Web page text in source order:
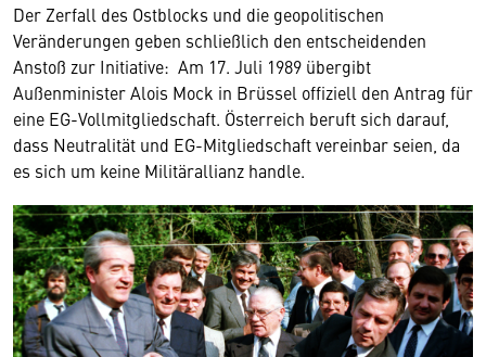
Der Zerfall des Ostblocks und die geopolitischen
Veränderungen geben schließlich den entscheidenden
Anstoß zur Initiative: Am 17. Juli 1989 übergibt
Außenminister Alois Mock in Brüssel offiziell den Antrag für
eine EG-Vollmitgliedschaft. Österreich beruft sich darauf,
dass Neutralität und EG-Mitgliedschaft vereinbar seien, da
es sich um keine Militärallianz handle.